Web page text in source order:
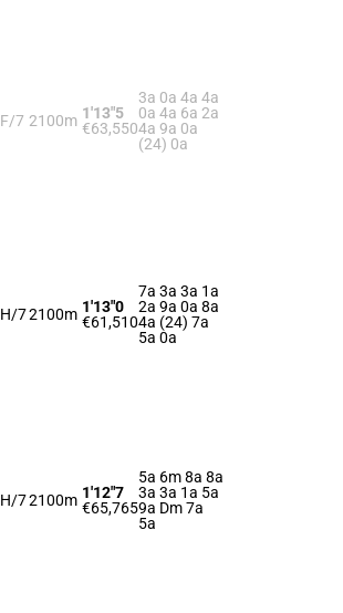
F/7 2100m 1'13"5
€63,550
3a 0a 4a 4a
0a 4a 6a 2a
4a 9a 0a
(24) 0a
H/72100m 1'13"0
€61,510
7a 3a 3a 1a
2a 9a 0a 8a
4a (24) 7a
5a 0a
H/72100m 1'12"7
€65,765
5a 6m 8a 8a
3a 3a 1a 5a
9a Dm 7a
5a